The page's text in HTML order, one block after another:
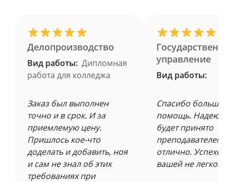
Делопроизводство
Вид работы: Дипломная
работа для колледжа
Заказ был выполнен
точно и в срок. И за
приемлемую цену.
Пришлось кое-что
доделать и добавить, ноя
и сам не знал об этих
требованиях при
управление
Вид работы:
Спасибо
помощь.
будет принято
преподавателем
отлично.
вашей не легкой